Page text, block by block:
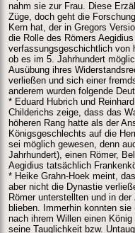
nahm sie zur Frau. Diese
Züge, doch geht die
Kern hat, der in Gregors
die Rolle des Römers
verfassungsgeschichtlich von
ob es im 5. Jahrhundert
Ausübung ihres
verließen und sich einer
anderem wurden folgende
* Eduard Hubrich und
Childerichs zeige, dass das
höheren Rang hatte als der
Königsgeschlechts auf die
sei möglich gewesen, denn
Jahrhundert), einen Römer,
Aegidius tatsächlich
* Heike Grahn-Hoek meint,
aber nicht die Dynastie
Römer unterstellten und in
blieben. Immerhin konnten
nach ihrem Willen einen
seine Tauglichkeit bzw.